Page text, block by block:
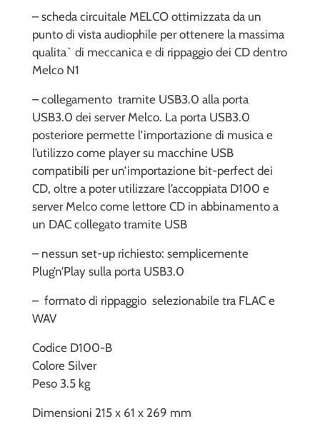
– scheda circuitale MELCO ottimizzata da un
punto di vista audiophile per ottenere la massima
qualita` di meccanica e di rippaggio dei CD dentro
Melco N1
– collegamento tramite USB3.0 alla porta
USB3.0 dei server Melco. La porta USB3.0
posteriore permette l’importazione di musica e
l’utilizzo come player su macchine USB
compatibili per un’importazione bit-perfect dei
CD, oltre a poter utilizzare l’accoppiata D100 e
server Melco come lettore CD in abbinamento a
un DAC collegato tramite USB
– nessun set-up richiesto: semplicemente
Plug’n’Play sulla porta USB3.0
– formato di rippaggio selezionabile tra FLAC e
WAV
Codice D100-B
Colore Silver
Peso 3.5 kg
Dimensioni 215 x 61 x 269 mm